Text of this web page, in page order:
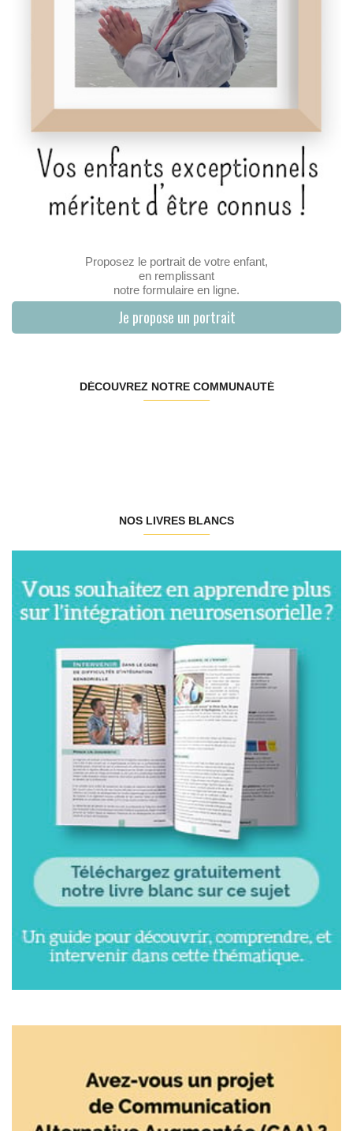
Proposez le portrait de votre enfant,
en remplissant
notre formulaire en ligne.
Je propose un portrait
DÉCOUVREZ NOTRE COMMUNAUTÉ
NOS LIVRES BLANCS